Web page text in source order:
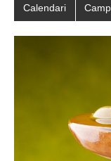
Calendari